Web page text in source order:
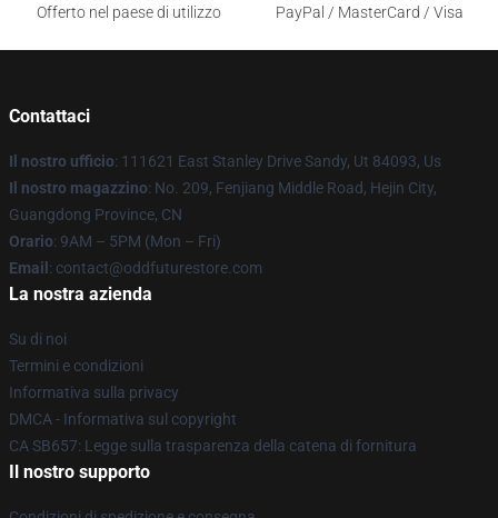
Offerto nel paese di utilizzo
PayPal / MasterCard / Visa
Contattaci
Il nostro ufficio: 111621 East Stanley Drive Sandy, Ut 84093, Us
Il nostro magazzino: No. 209, Fenjiang Middle Road, Hejin City,
Guangdong Province, CN
Orario: 9AM – 5PM (Mon – Fri)
Email : contact@oddfuturestore.com
La nostra azienda
Su di noi
Termini e condizioni
Informativa sulla privacy
DMCA - Informativa sul copyright
CA SB657: Legge sulla trasparenza della catena di fornitura
Il nostro supporto